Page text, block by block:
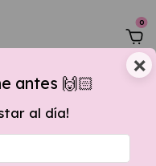
0
envios GRATIS apartir
×
antes 🙌🏻
al día!